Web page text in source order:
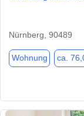
Nürnberg, 90489
Wohnung ca.